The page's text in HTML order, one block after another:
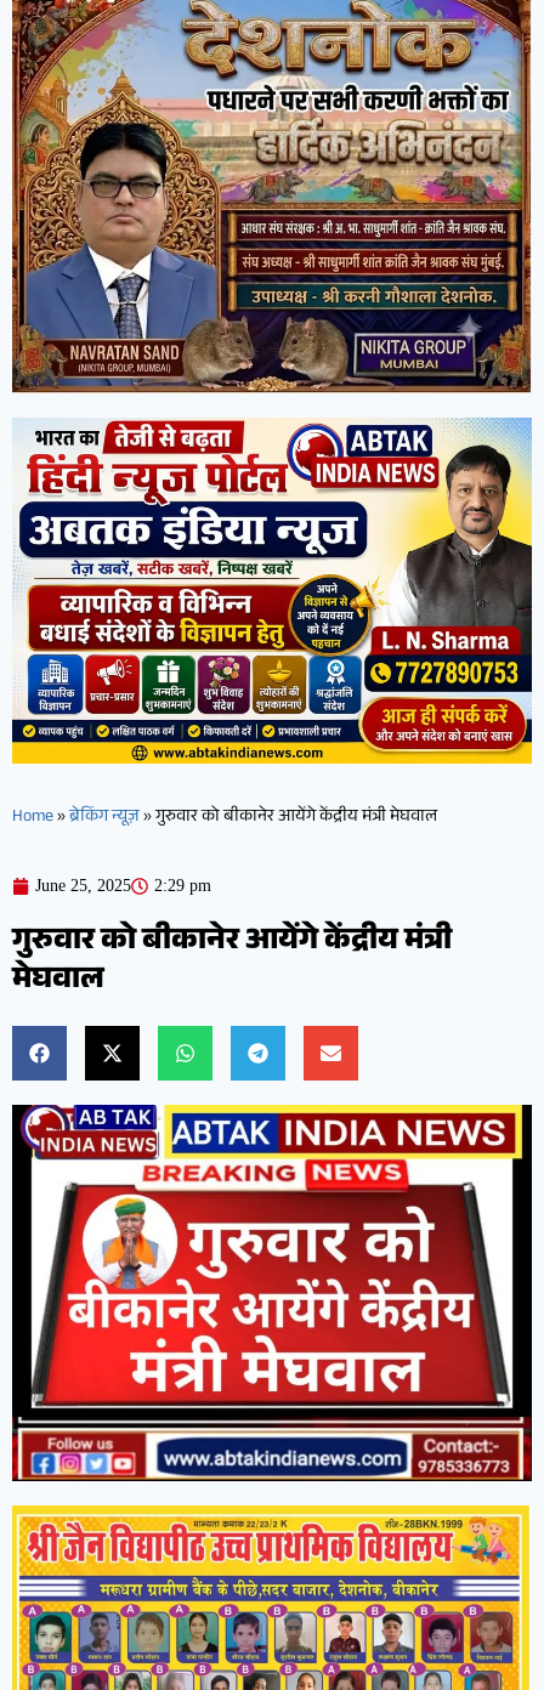
Home»ब्रेकिंग न्यूज़»गुरुवार को बीकानेर आयेंगे केंद्रीय मंत्री मेघवाल
June 25, 2025 2:29 pm
गुरुवार को बीकानेर आयेंगे केंद्रीय मंत्री
मेघवाल